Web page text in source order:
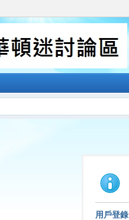
用戶登錄